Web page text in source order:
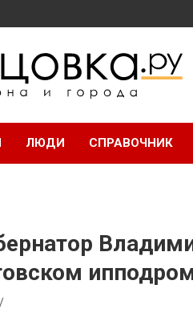
Ру
ЛЮДИ СПРАВОЧНИК